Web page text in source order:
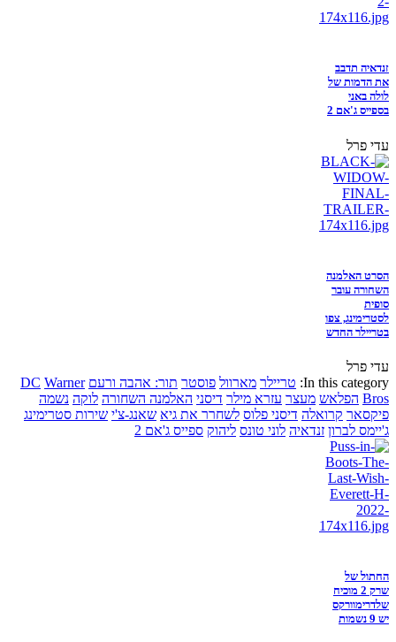
זנדאיה תדבב
את הדמות של
לולה באני
בספייס ג'אם 2
עדי פרל
הסרט האלמנה
השחורה עובר
סופית
לסטרימינג, צפו
בטריילר החדש
עדי פרל
In this category: טריילר מארוול פוסטר תור: אהבה ורעם DC Warner
Bros הפלאש מעצר עזרא מילר דיסני האלמנה השחורה לוקה נשמה
פיקסאר קרואלה דיסני פלוס לשחרר את גיא שאנג-צ'י שירות סטרימינג
ג'יימס לברון זנדאיה לוני טונס ליהוק ספייס ג'אם 2
החתול של
שרק 2 מוכיח
שלדרימוורקס
יש 9 נשמות